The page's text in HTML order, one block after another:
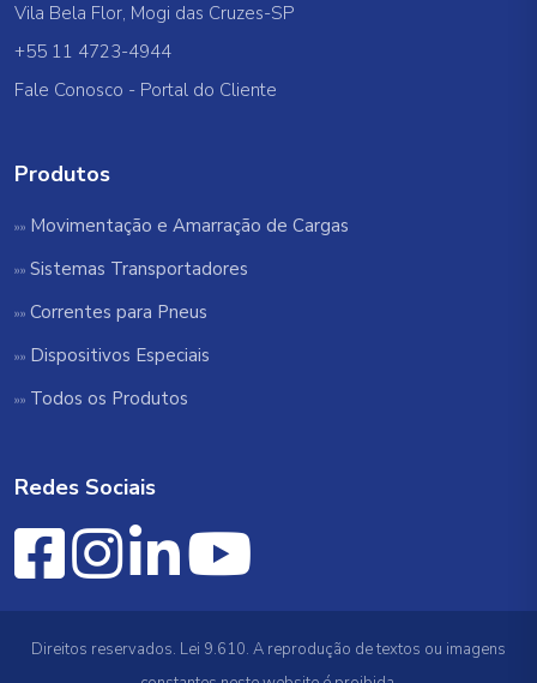
Vila Bela Flor, Mogi das Cruzes-SP
+55 11 4723-4944
Fale Conosco - Portal do Cliente
Produtos
Movimentação e Amarração de Cargas
Sistemas Transportadores
Correntes para Pneus
Dispositivos Especiais
Todos os Produtos
Redes Sociais
Direitos reservados. Lei 9.610. A reprodução de textos ou imagens